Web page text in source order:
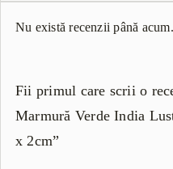
Nu există recenzii până acum.
Fii primul care scrii o
Marmură Verde India
x 2cm”